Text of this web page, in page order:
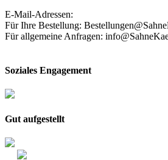
E-Mail-Adressen:
Für Ihre Bestellung:
Für allgemeine Anfragen:
Soziales Engagement
Gut aufgestellt